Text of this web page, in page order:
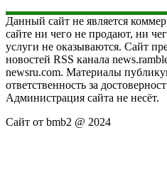
Данный сайт не является
сайте ни чего не продают, ни
услуги не оказываются. Сайт
новостей RSS канала
newsru.com. Материалы
ответственность за
Администрация сайта не несёт.
Сайт от bmb2 @ 2024